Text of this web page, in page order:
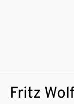
Fritz